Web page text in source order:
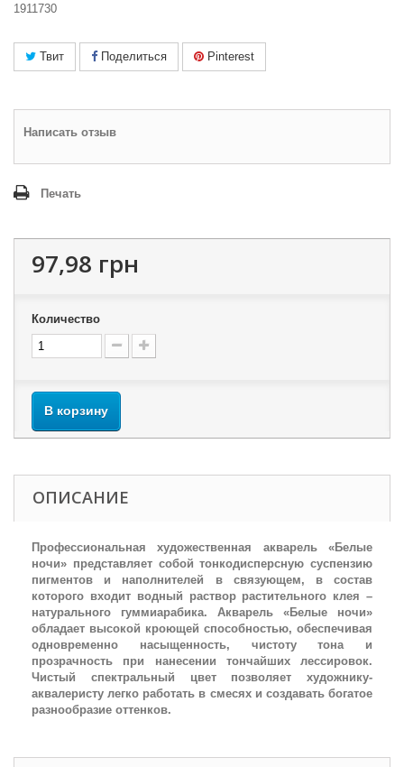
1911730
Твит Поделиться Pinterest
Написать отзыв
Печать
97,98 грн
Количество
В корзину
ОПИСАНИЕ
Профессиональная художественная акварель «Белые
ночи» представляет собой тонкодисперсную суспензию
пигментов и наполнителей в связующем, в состав
которого входит водный раствор растительного клея –
натурального гуммиарабика. Акварель «Белые ночи»
обладает высокой кроющей способностью, обеспечивая
одновременно насыщенность, чистоту тона и
прозрачность при нанесении тончайших лессировок.
Чистый спектральный цвет позволяет художнику-
аквалеристу легко работать в смесях и создавать богатое
разнообразие оттенков.